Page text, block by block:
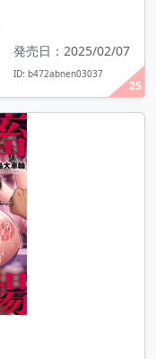
25
発売日：2025/02/07
ID: b472abnen03037